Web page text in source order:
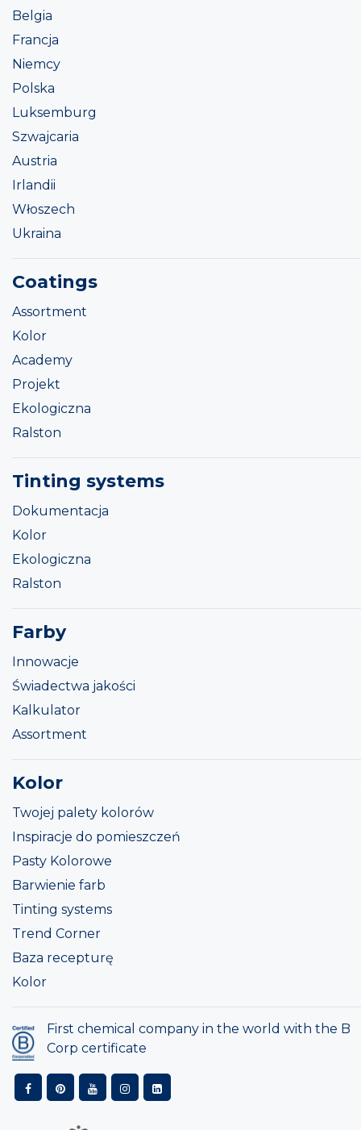
Belgia
Francja
Niemcy
Polska
Luksemburg
Szwajcaria
Austria
Irlandii
Włoszech
Ukraina
Coatings
Assortment
Kolor
Academy
Projekt
Ekologiczna
Ralston
Tinting systems
Dokumentacja
Kolor
Ekologiczna
Ralston
Farby
Innowacje
Świadectwa jakości
Kalkulator
Assortment
Kolor
Twojej palety kolorów
Inspiracje do pomieszczeń
Pasty Kolorowe
Barwienie farb
Tinting systems
Trend Corner
Baza recepturę
Kolor
First chemical company in the world with the B
Corp certificate